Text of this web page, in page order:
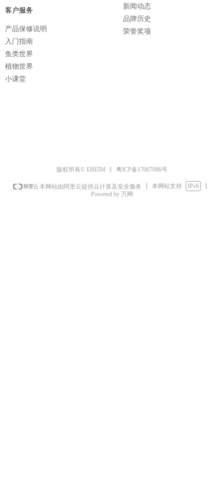
客户服务
产品保修说明
入门指南
鱼类世界
植物世界
小课堂
新闻动态
品牌历史
荣誉奖项
版权所有© EHEIM 粤ICP备17007086号
本网站由阿里云提供云计算及安全服务 本网站支持
IPv6
Powered by 万网